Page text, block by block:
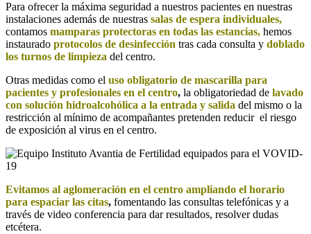
Para ofrecer la máxima seguridad a nuestros pacientes en nuestras
instalaciones además de nuestras salas de espera individuales,
contamos mamparas protectoras en todas las estancias, hemos
instaurado protocolos de desinfección tras cada consulta y doblado
los turnos de limpieza del centro.
Otras medidas como el uso obligatorio de mascarilla para
pacientes y profesionales en el centro, la obligatoriedad de lavado
con solución hidroalcohólica a la entrada y salida del mismo o la
restricción al mínimo de acompañantes pretenden reducir el riesgo
de exposición al virus en el centro.
Evitamos al aglomeración en el centro ampliando el horario
para espaciar las citas, fomentando las consultas telefónicas y a
través de video conferencia para dar resultados, resolver dudas
etcétera.